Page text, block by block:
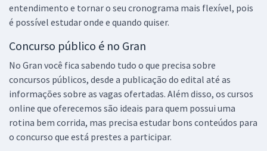
entendimento e tornar o seu cronograma mais flexível, pois
é possível estudar onde e quando quiser.
Concurso público é no Gran
No Gran você fica sabendo tudo o que precisa sobre
concursos públicos, desde a publicação do edital até as
informações sobre as vagas ofertadas. Além disso, os cursos
online que oferecemos são ideais para quem possui uma
rotina bem corrida, mas precisa estudar bons conteúdos para
o concurso que está prestes a participar.